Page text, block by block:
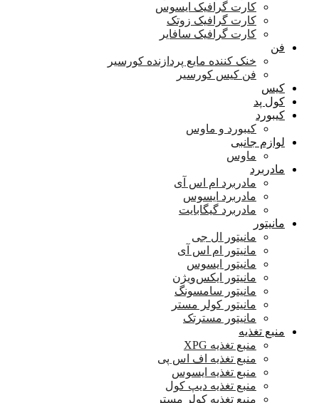
کارت گرافیک ایسوس
کارت گرافیک زوتک
کارت گرافیک سافایر
فن
خنک کننده مایع پردازنده کورسیر
فن کیس کورسیر
کیس
کول پد
کیبورد
کیبورد و ماوس
لوازم جانبی
ماوس
مادربرد
مادربرد ام اس آی
مادربرد ایسوس
مادربرد گیگابایت
مانیتور
مانیتور ال جی
مانیتور ام اس آی
مانیتور ایسوس
مانیتور ایکس‌ویژن
مانیتور سامسونگ
مانیتور کولر مستر
مانیتور مسترتک
منبع تغذیه
منبع تغذیه XPG
منبع تغذیه اف اس پی
منبع تغذیه ایسوس
منبع تغذیه دیپ کول
منبع تغذیه کولر مستر